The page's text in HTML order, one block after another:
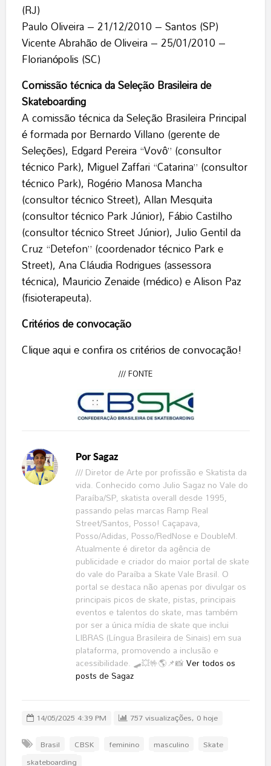
(RJ)
Paulo Oliveira – 21/12/2010 – Santos (SP)
Vicente Abrahão de Oliveira – 25/01/2010 –
Florianópolis (SC)
Comissão técnica da Seleção Brasileira de
Skateboarding
A comissão técnica da Seleção Brasileira Principal
é formada por Bernardo Villano (gerente de
Seleções), Edgard Pereira “Vovô” (consultor
técnico Park), Miguel Zaffari “Catarina” (consultor
técnico Park), Rogério Manosa Mancha
(consultor técnico Street), Allan Mesquita
(consultor técnico Park Júnior), Fábio Castilho
(consultor técnico Street Júnior), Julio Gentil da
Cruz “Detefon” (coordenador técnico Park e
Street), Ana Cláudia Rodrigues (assessora
técnica), Mauricio Zenaide (médico) e Alison Paz
(fisioterapeuta).
Critérios de convocação
Clique aqui e confira os critérios de convocação!
/// FONTE
Por Sagaz
/// Diretor de Arte por profissão e Skatista da
vida. Conhecido como Julio Sagaz no Vale do
Paraíba/SP, skatista overall desde 1995,
passando pelas marcas Ramp Real
Street/Santos, Posso! Caçapava,
Posso/Adidas, Posso/RedNose e DoubleM.
Atualmente é diretor da agência de
publicidade e criador do maior portal de skate
do vale do Paraíba a Skate Vale Brasil. O
portal se destaca não apenas por divulgar os
principais picos de skate, pistas, principais
eventos e talentos do skate, mas também
por ser a única mídia de skate que inclui
LIBRAS (Língua Brasileira de Sinais) em sua
plataforma, promovendo a inclusão e
acessibilidade. 🛹💥🤟🌎📌📸Ver todos os
posts de Sagaz
14/05/2025 4:39 PM
757 visualizações, 0 hoje
Brasil
CBSK feminino masculino
Skate
skateboarding